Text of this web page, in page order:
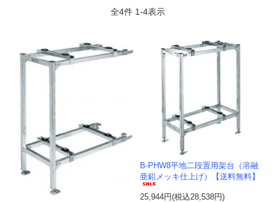
全4件 1-4表示
B-PHW8平地二段置用架台（溶融
亜鉛メッキ仕上げ）【送料無料】
25,944円(税込28,538円)